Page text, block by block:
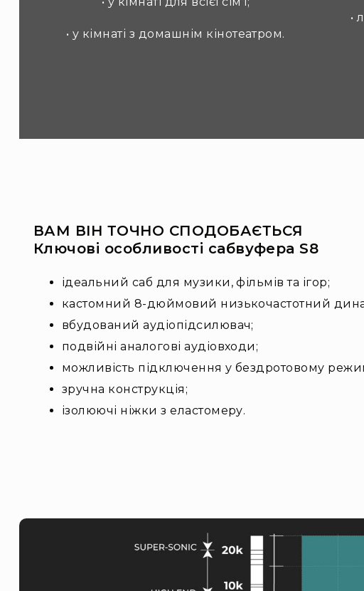
• у кімнаті з домашнім кінотеатром.
•
ВАМ ВІН ТОЧНО СПОДОБАЄТЬСЯ
Ключові особливості сабвуфера S8
ідеальний саб для музики, фільмів та ігор;
кастомний 8-дюймовий низькочастотний
вбудований аудіопідсилювач;
подвійні аналогові аудіовходи;
можливість підключення у бездротовому
зручна конструкція;
ізолюючі ніжки з еластомеру.